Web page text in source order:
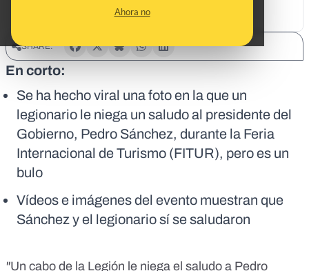
Ahora no
SHARE:
En corto:
Se ha hecho viral una foto en la que un
legionario le niega un saludo al presidente del
Gobierno, Pedro Sánchez, durante la Feria
Internacional de Turismo (FITUR), pero es un
bulo
Vídeos e imágenes del evento muestran que
Sánchez y el legionario sí se saludaron
"Un cabo de la Legión le niega el saludo a Pedro